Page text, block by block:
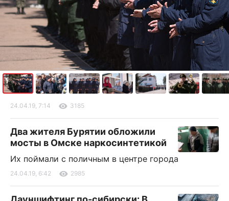
24.04.19, 7:14 3185
Два жителя Бурятии обложили
мосты в Омске наркосинтетикой
Их поймали с поличным в центре города
24.04.19, 6:42 2985